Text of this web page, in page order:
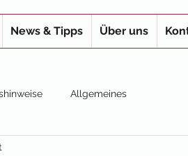
News & Tipps Über uns
Allgemeines